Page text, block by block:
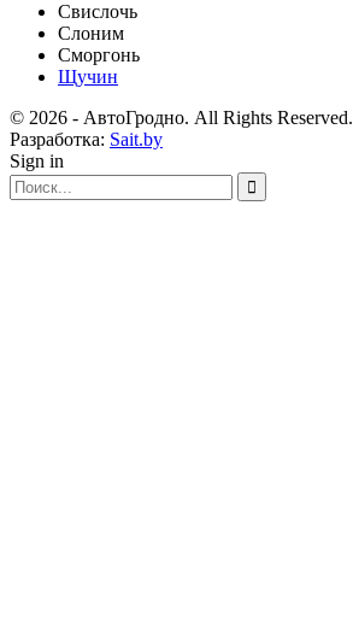
Свислочь
Слоним
Сморгонь
Щучин
© 2026 - АвтоГродно. All Rights Reserved.
Разработка: Sait.by
Sign in